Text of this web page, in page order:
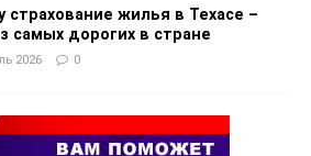
страхование жилья в Техасе –
самых дорогих в стране
2026 0